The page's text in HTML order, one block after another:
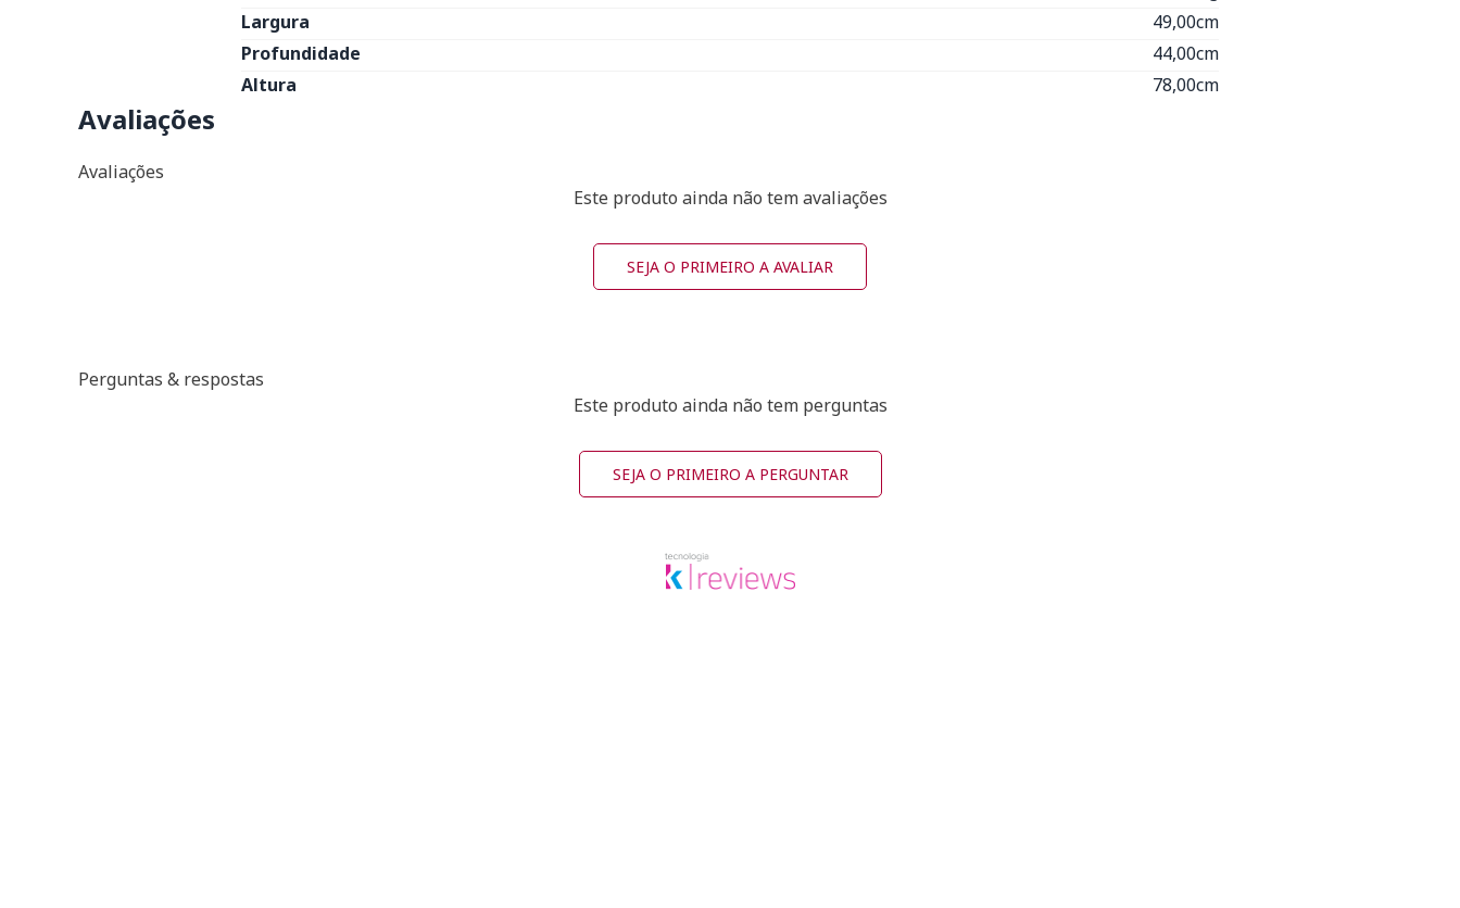
Largura
49,00cm
Profundidade
44,00cm
Altura
78,00cm
Avaliações
Avaliações
Este produto ainda não tem avaliações
SEJA O PRIMEIRO A AVALIAR
Perguntas & respostas
Este produto ainda não tem perguntas
SEJA O PRIMEIRO A PERGUNTAR